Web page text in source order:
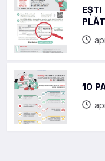
EȘTI
10